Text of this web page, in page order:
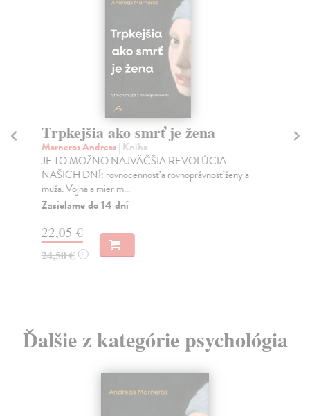
Trpkejšia ako smrť je žena
Marneros Andreas| Kniha
JE TO MOŽNO NAJVÄČŠIA REVOLÚCIA
NAŠICH DNÍ: rovnocennosť a rovnoprávnosť ženy a
muža. Vojna a mier m...
Zasielame do 14 dní
22,05 €
24,50 € ?
Ďalšie z kategórie psychológia